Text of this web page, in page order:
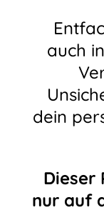
auch
dein
Dieser
nur auf